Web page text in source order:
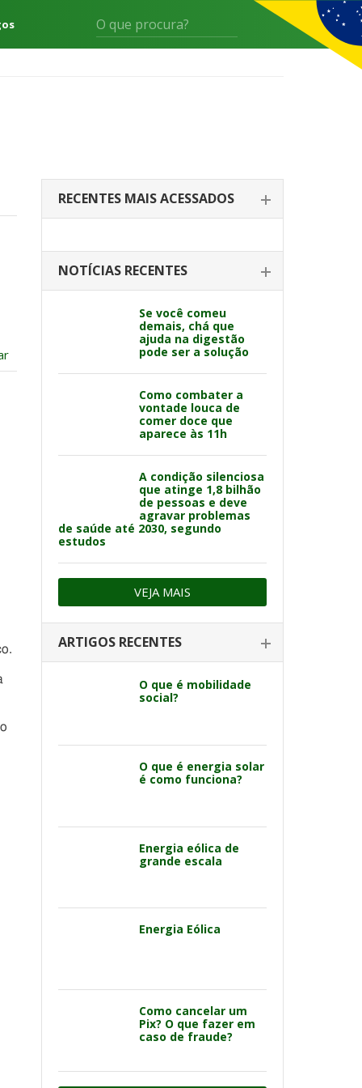
RECENTES MAIS ACESSADOS
NOTÍCIAS RECENTES
Se você comeu
demais, chá que
ajuda na digestão
pode ser a solução
Como combater a
vontade louca de
comer doce que
aparece às 11h
A condição silenciosa
que atinge 1,8 bilhão
de pessoas e deve
agravar problemas
de saúde até 2030, segundo
estudos
VEJA MAIS
ARTIGOS RECENTES
O que é mobilidade
social?
O que é energia solar
é como funciona?
Energia eólica de
grande escala
Energia Eólica
Como cancelar um
Pix? O que fazer em
caso de fraude?